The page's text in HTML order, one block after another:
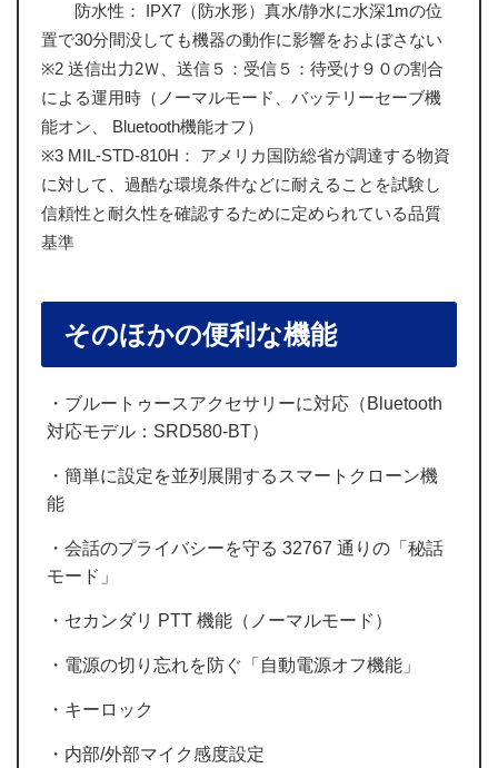
防水性： IPX7（防水形）真水/静水に水深1mの位
置で30分間没しても機器の動作に影響をおよぼさない
※2 送信出力2Ｗ、送信５：受信５：待受け９０の割合
による運用時（ノーマルモード、バッテリーセーブ機
能オン、 Bluetooth機能オフ）
※3 MIL-STD-810H： アメリカ国防総省が調達する物資
に対して、過酷な環境条件などに耐えることを試験し
信頼性と耐久性を確認するために定められている品質
基準
そのほかの便利な機能
・ブルートゥースアクセサリーに対応（Bluetooth
対応モデル：SRD580-BT）
・簡単に設定を並列展開するスマートクローン機
能
・会話のプライバシーを守る 32767 通りの「秘話
モード」
・セカンダリ PTT 機能（ノーマルモード）
・電源の切り忘れを防ぐ「自動電源オフ機能」
・キーロック
・内部/外部マイク感度設定